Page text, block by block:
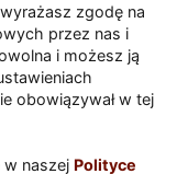
zgodę na
przez nas i
i możesz ją
obowiązywał w tej
w naszej Polityce